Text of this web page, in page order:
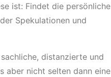
ist: Findet die
Spekulationen und
distanzierte und
aber nicht selten dann